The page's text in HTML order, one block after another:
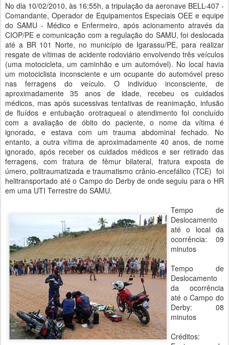
No dia 10/02/2010, às 16:55h, a tripulação da aeronave BELL-407 -
Comandante, Operador de Equipamentos Especiais OEE e equipe
do SAMU - Médico e Enfermeiro, após acionamento através da
CIOP/PE e comunicação com a regulação do SAMU, foi deslocada
até a BR 101 Norte, no município de Igarassu/PE, para realizar
resgate de vítimas de acidente rodoviário envolvendo três veículos
(uma motocicleta, um caminhão e um automóvel). No local havia
um motociclista inconsciente e um ocupante do automóvel preso
nas ferragens do veículo. O indivíduo inconsciente, de
aproximadamente 35 anos de idade, recebeu os cuidados
médicos, mas após sucessivas tentativas de reanimação, infusão
de fluídos e entubação orotraqueal o atendimento foi concluído
com a avaliação de óbito do paciente, o nome da vítima é
ignorado, e estava com um trauma abdominal fechado. No
entanto, a outra vítima de aproximadamente 40 anos, de nome
ignorado, após receber os cuidados médicos e ser retirado das
ferragens, com fratura de fêmur bilateral, fratura exposta de
úmero, politraumatizada e traumatismo crânio-encefálico (TCE) foi
helitransportado até o Campo do Derby de onde seguiu para o HR
em uma UTI Terrestre do SAMU.
Tempo de
Deslocamento
até o local da
ocorrência: 09
minutos
Tempo de
Deslocamento
da ocorrência
até o Campo do
Derby: 08
minutos
Créditos: